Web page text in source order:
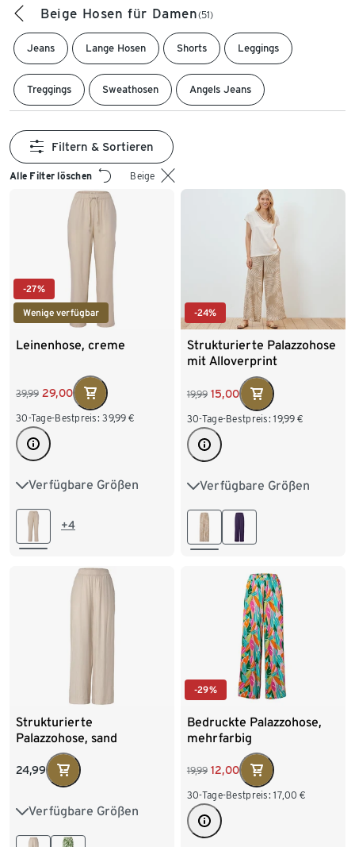
Beige Hosen für Damen(51)
Jeans Lange Hosen Shorts Leggings
Treggings Sweathosen Angels Jeans
Alle Filter löschen Beige
Filtern & Sortieren
-27%
Wenige verfügbar
Leinenhose, creme
39,99 29,00
30-Tage-Bestpreis: 39,99 €
Verfügbare Größen
36 38 40 42
44 46
+4
-24%
Strukturierte Palazzohose
mit Alloverprint
19,99 15,00
30-Tage-Bestpreis: 19,99 €
Verfügbare Größen
36 38 40 42
44 46
Strukturierte
Palazzohose, sand
24,99
Verfügbare Größen
36 38 40 42
-29%
Bedruckte Palazzohose,
mehrfarbig
19,99 12,00
30-Tage-Bestpreis: 17,00 €